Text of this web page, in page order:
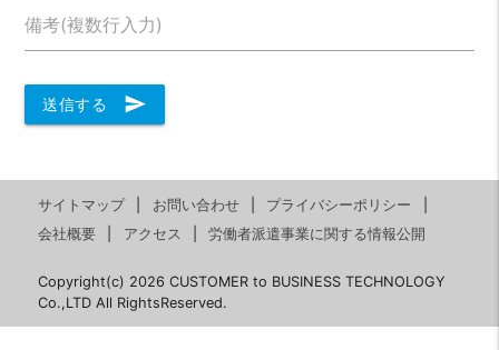
備考(複数行入力)
送信する send
サイトマップ お問い合わせ
プライバシーポリシー
会社概要
アクセス 労働者派遣事業に関する情報公開
Copyright(c) 2026 CUSTOMER to BUSINESS TECHNOLOGY
Co.,LTD All RightsReserved.